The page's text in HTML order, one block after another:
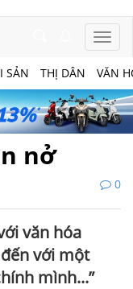
SẢN THỊ DÂN VĂN
nở
0
văn hóa
với một
mình...”